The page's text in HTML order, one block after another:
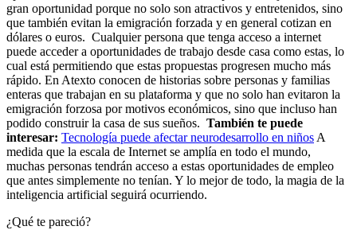
gran oportunidad porque no solo son atractivos y entretenidos, sino
que también evitan la emigración forzada y en general cotizan en
dólares o euros. Cualquier persona que tenga acceso a internet
puede acceder a oportunidades de trabajo desde casa como estas, lo
cual está permitiendo que estas propuestas progresen mucho más
rápido. En Atexto conocen de historias sobre personas y familias
enteras que trabajan en su plataforma y que no solo han evitaron la
emigración forzosa por motivos económicos, sino que incluso han
podido construir la casa de sus sueños. También te puede
interesar: Tecnología puede afectar neurodesarrollo en niños A
medida que la escala de Internet se amplía en todo el mundo,
muchas personas tendrán acceso a estas oportunidades de empleo
que antes simplemente no tenían. Y lo mejor de todo, la magia de la
inteligencia artificial seguirá ocurriendo.
¿Qué te pareció?